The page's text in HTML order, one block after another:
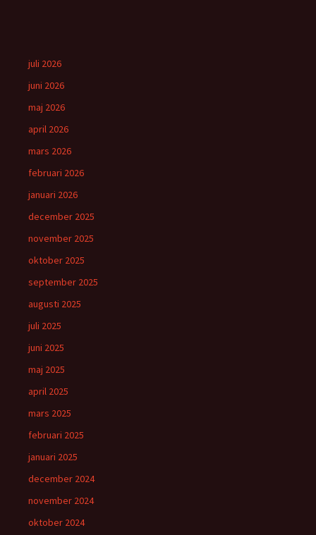
juli 2026
juni 2026
maj 2026
april 2026
mars 2026
februari 2026
januari 2026
december 2025
november 2025
oktober 2025
september 2025
augusti 2025
juli 2025
juni 2025
maj 2025
april 2025
mars 2025
februari 2025
januari 2025
december 2024
november 2024
oktober 2024